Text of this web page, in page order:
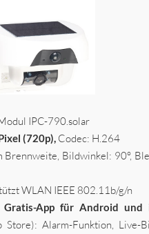
IPC-790.solar
(720p), Codec: H.264
Brennweite, Bildwinkel: 90°,
WLAN IEEE 802.11b/g/n
App für Android und
Alarm-Funktion, Live-